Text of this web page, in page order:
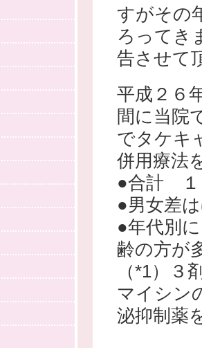
すがその
ろってき
告させて
平成２６
間に当院
でタケキ
併用療法
●合計 １
●男女差
●年代別
齢の方が
（*1）
マイシン
泌抑制薬